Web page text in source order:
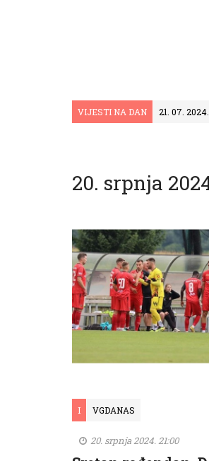
VIJESTI NA DAN 21. 07.
20. srpnja
I VGDANAS
20. srpnja 2024. 21:00